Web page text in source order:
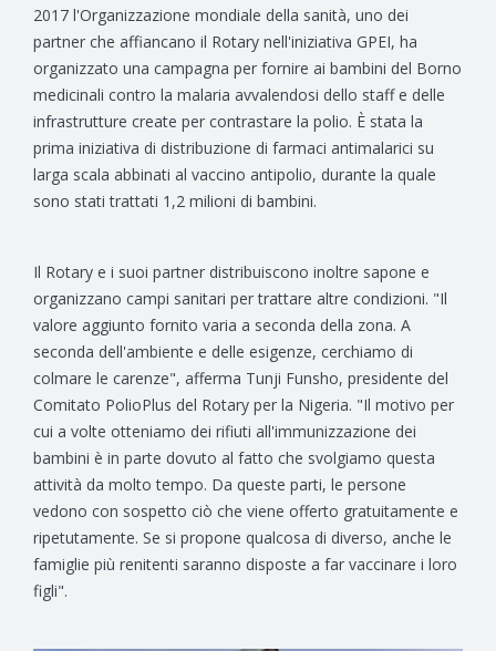
2017 l'Organizzazione mondiale della sanità, uno dei
partner che affiancano il Rotary nell'iniziativa GPEI, ha
organizzato una campagna per fornire ai bambini del Borno
medicinali contro la malaria avvalendosi dello staff e delle
infrastrutture create per contrastare la polio. È stata la
prima iniziativa di distribuzione di farmaci antimalarici su
larga scala abbinati al vaccino antipolio, durante la quale
sono stati trattati 1,2 milioni di bambini.
Il Rotary e i suoi partner distribuiscono inoltre sapone e
organizzano campi sanitari per trattare altre condizioni. "Il
valore aggiunto fornito varia a seconda della zona. A
seconda dell'ambiente e delle esigenze, cerchiamo di
colmare le carenze", afferma Tunji Funsho, presidente del
Comitato PolioPlus del Rotary per la Nigeria. "Il motivo per
cui a volte otteniamo dei rifiuti all'immunizzazione dei
bambini è in parte dovuto al fatto che svolgiamo questa
attività da molto tempo. Da queste parti, le persone
vedono con sospetto ciò che viene offerto gratuitamente e
ripetutamente. Se si propone qualcosa di diverso, anche le
famiglie più renitenti saranno disposte a far vaccinare i loro
figli".